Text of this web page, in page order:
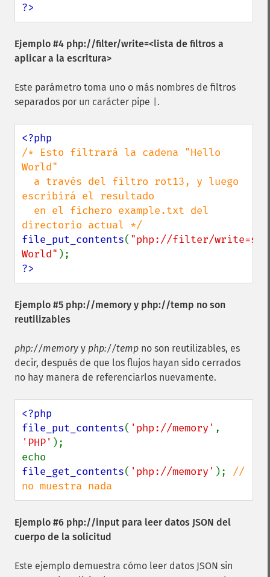
?>
Ejemplo #4 php://filter/write=<lista de filtros a
aplicar a la escritura>
Este parámetro toma uno o más nombres de filtros
separados por un carácter pipe
.
/* Esto filtrará la cadena "Hello
World"
escribirá el resultado
file_put_contents( "php://filter/
World"
?>
Ejemplo #5 php://memory y php://temp no son
reutilizables
php://memory y php://temp no son reutilizables, es
decir, después de que los flujos hayan sido cerrados
no hay manera de referenciarlos nuevamente.
<?php
file_put_contents( 'php://memory'
'PHP' );
file_get_contents( 'php://memory' ); //
no muestra nada
Ejemplo #6 php://input para leer datos JSON del
cuerpo de la solicitud
Este ejemplo demuestra cómo leer datos JSON sin